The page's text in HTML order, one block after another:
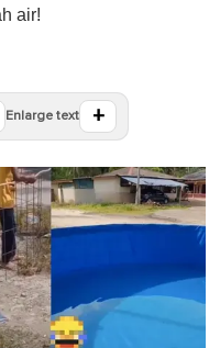
air!
Enlarge text +